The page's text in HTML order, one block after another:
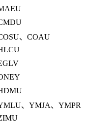
、COAU
、YMJA、YMPR